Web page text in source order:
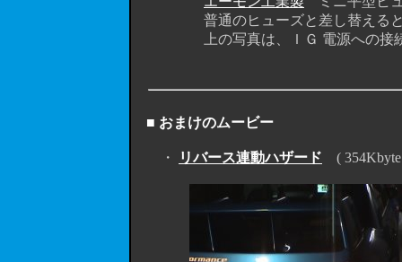
普通のヒューズと差し替えると電
上の写真は、ＩＧ 電源への接続
■ おまけのムービー
・ リバース連動ハザード (